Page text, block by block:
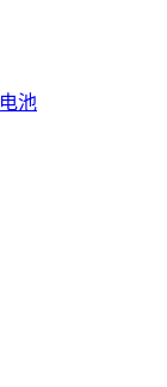
电池